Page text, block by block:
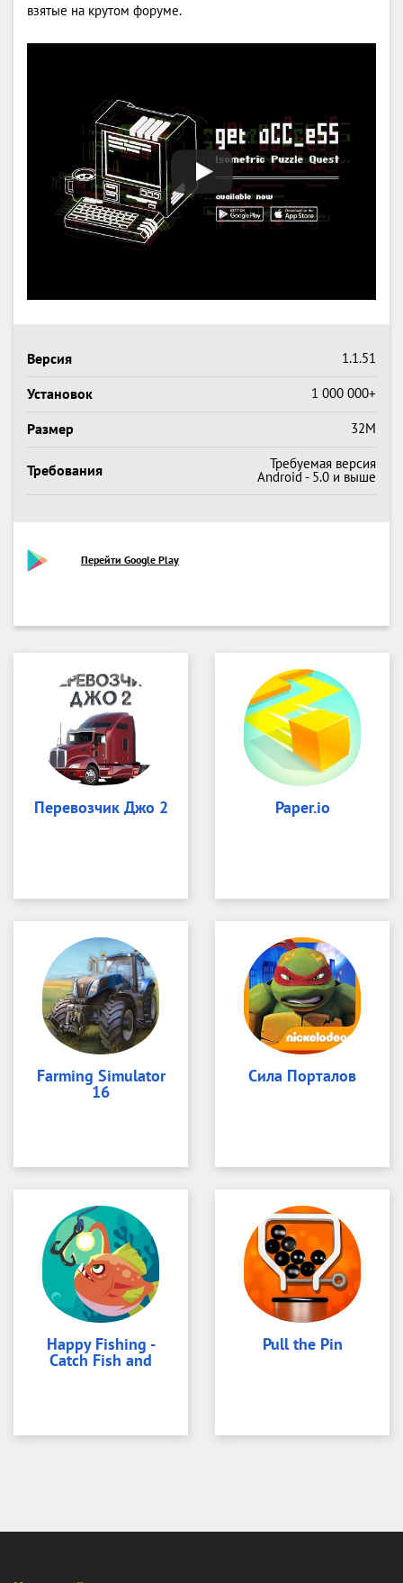
взятые на крутом форуме.
Версия 1.1.51
Установок 1 000 000+
Размер 32M
Требования Требуемая версия
Android - 5.0 и выше
Перейти Google Play
Перевозчик Джо 2 Paper.io
Farming Simulator
16
Сила Порталов
Happy Fishing -
Catch Fish and
Pull the Pin